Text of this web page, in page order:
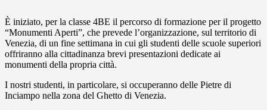
È iniziato, per la classe 4BE il percorso di formazione per il progetto
“Monumenti Aperti”, che prevede l’organizzazione, sul territorio di
Venezia, di un fine settimana in cui gli studenti delle scuole superiori
offriranno alla cittadinanza brevi presentazioni dedicate ai
monumenti della propria città.
I nostri studenti, in particolare, si occuperanno delle Pietre di
Inciampo nella zona del Ghetto di Venezia.